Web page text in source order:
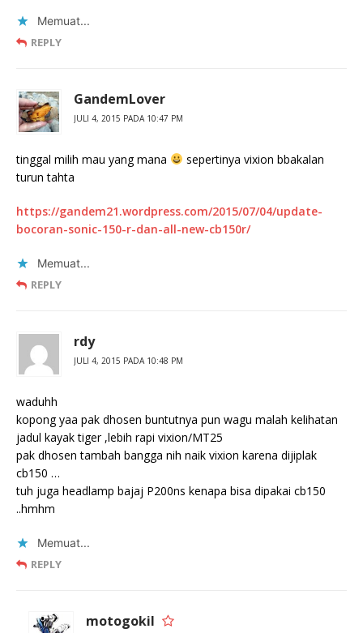
Memuat...
REPLY
GandemLover
JULI 4, 2015 PADA 10:47 PM
tinggal milih mau yang mana
sepertinya vixion bbakalan
turun tahta
https://gandem21.wordpress.com/2015/07/04/update-
bocoran-sonic-150-r-dan-all-new-cb150r/
Memuat...
REPLY
rdy
JULI 4, 2015 PADA 10:48 PM
waduhh
kopong yaa pak dhosen buntutnya pun wagu malah kelihatan
jadul kayak tiger ,lebih rapi vixion/MT25
pak dhosen tambah bangga nih naik vixion karena dijiplak
cb150 …
tuh juga headlamp bajaj P200ns kenapa bisa dipakai cb150
..hmhm
Memuat...
REPLY
motogokil